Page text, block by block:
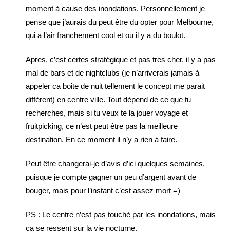
moment à cause des inondations. Personnellement je
pense que j’aurais du peut être du opter pour Melbourne,
qui a l’air franchement cool et ou il y a du boulot.
Apres, c’est certes stratégique et pas tres cher, il y a pas
mal de bars et de nightclubs (je n’arriverais jamais à
appeler ca boite de nuit tellement le concept me parait
différent) en centre ville. Tout dépend de ce que tu
recherches, mais si tu veux te la jouer voyage et
fruitpicking, ce n’est peut être pas la meilleure
destination. En ce moment il n’y a rien à faire.
Peut être changerai-je d’avis d’ici quelques semaines,
puisque je compte gagner un peu d’argent avant de
bouger, mais pour l’instant c’est assez mort =)
PS : Le centre n’est pas touché par les inondations, mais
ca se ressent sur la vie nocturne.